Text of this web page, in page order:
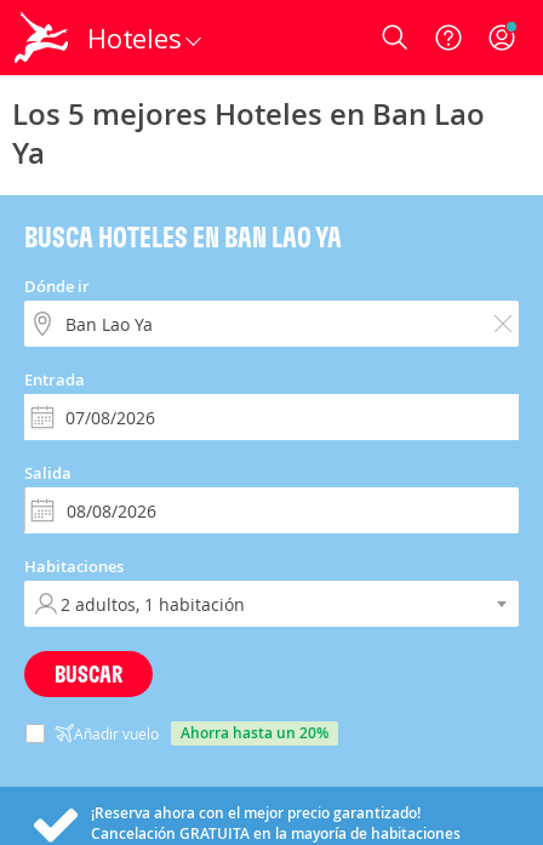
Hoteles Login
Los 5 mejores Hoteles en Ban Lao
Ya
BUSCA HOTELES EN BAN LAO YA
Dónde ir
Entrada
Salida
Habitaciones
BUSCAR
Añadir vuelo ahorra hasta un 20%
¡Reserva ahora con el mejor precio garantizado!
Cancelación GRATUITAen la mayoría de habitaciones